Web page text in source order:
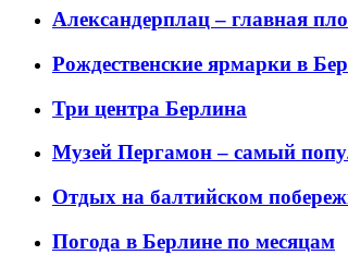
Александерплац – главная
Рождественские ярмарки в
Три центра Берлина
Музей Пергамон – самый
Отдых на балтийском
Погода в Берлине по месяцам